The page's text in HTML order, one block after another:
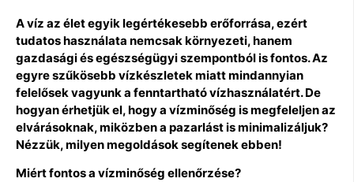
A víz az élet egyik legértékesebb erőforrása, ezért
tudatos használata nemcsak környezeti, hanem
gazdasági és egészségügyi szempontból is fontos. Az
egyre szűkösebb vízkészletek miatt mindannyian
felelősek vagyunk a fenntartható vízhasználatért. De
hogyan érhetjük el, hogy a vízminőség is megfeleljen az
elvárásoknak, miközben a pazarlást is minimalizáljuk?
Nézzük, milyen megoldások segítenek ebben!
Miért fontos a vízminőség ellenőrzése?